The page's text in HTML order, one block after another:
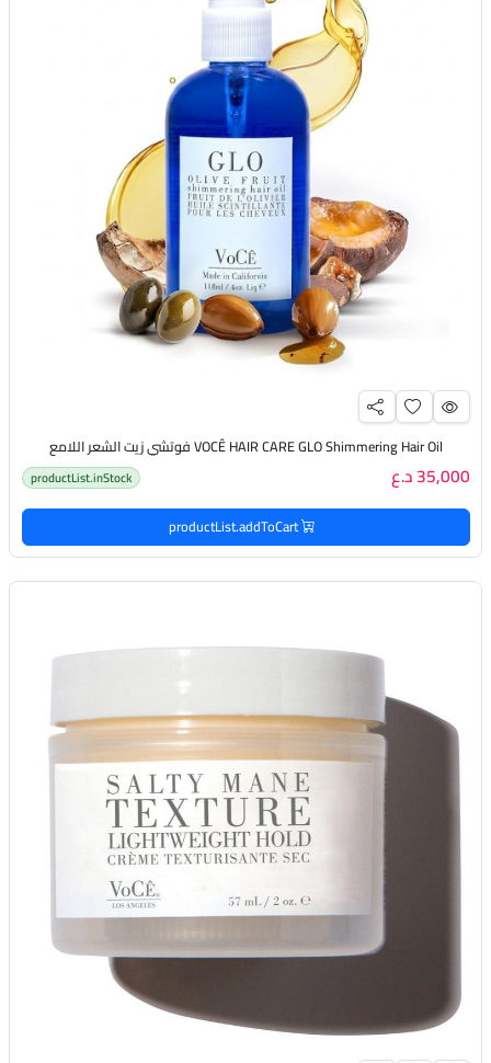
VOCÊ HAIR CARE GLO Shimmering Hair Oil فوتشي زيت الشعر اللامع
35,000 د.ع productList.inStock
productList.addToCart